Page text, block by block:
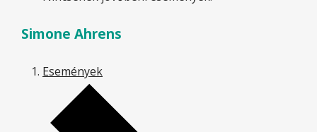
Simone Ahrens
Események